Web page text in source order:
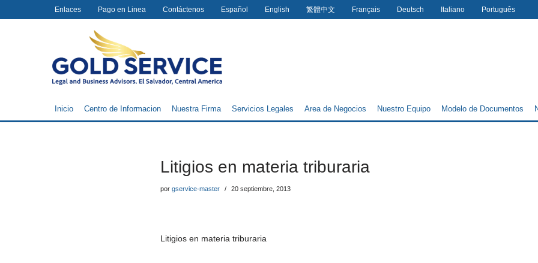
Enlaces Pago en Linea Contáctenos Español English 繁體中文 Français Deutsch Italiano Português
Inicio Centro de Informacion Nuestra Firma Servicios Legales Area de Negocios Nuestro Equipo Modelo de Documentos
Litigios en materia triburaria
por gservice-master 20 septiembre, 2013
Litigios en materia triburaria